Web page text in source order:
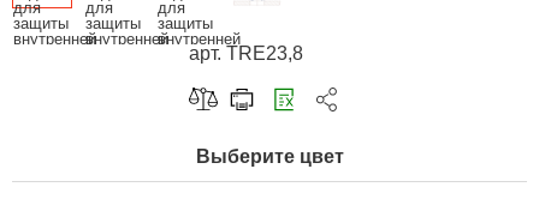
арт. TRE23,8
Скопировать ссылку
Telegram
Выберите цвет